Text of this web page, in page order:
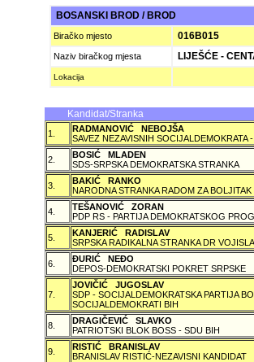
BOSANSKI BROD / BROD
Biračko mjesto 016B015
Naziv biračkog mjesta LIJEŠĆE -
Lokacija
Kandidat/Stranka
1.
RADMANOVIĆ NEBOJŠA
SAVEZ NEZAVISNIH SOCIJALDEMOKRATA
2.
BOSIĆ MLADEN
SDS-SRPSKA DEMOKRATSKA STRANKA
3.
BAKIĆ RANKO
NARODNA STRANKA RADOM ZA BOLJITAK
4.
TEŠANOVIĆ ZORAN
PDP RS - PARTIJA DEMOKRATSKOG
5.
KANJERIĆ RADISLAV
SRPSKA RADIKALNA STRANKA DR
6.
ÐURIĆ NEÐO
DEPOS-DEMOKRATSKI POKRET SRPSKE
7.
JOVIČIĆ JUGOSLAV
SDP - SOCIJALDEMOKRATSKA PARTIJA
SOCIJALDEMOKRATI BIH
8.
DRAGIČEVIĆ SLAVKO
PATRIOTSKI BLOK BOSS - SDU BIH
9.
RISTIĆ BRANISLAV
BRANISLAV RISTIĆ-NEZAVISNI KANDIDAT